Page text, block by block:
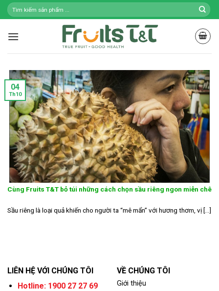
Skip
to
Cùng Fruits T&T bỏ túi những cách chọn sầu riêng ngon miễn chê
Sầu riêng là loại quả khiến cho người ta “mê mẩn” với hương thơm, vị [...]
04
Th10
LIÊN HỆ VỚI CHÚNG TÔI
Hotline: 1900 27 27 69
VỀ CHÚNG TÔI
Giới thiệu